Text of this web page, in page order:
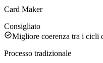
Card Maker
Consigliato
Migliore coerenza tra i cicli
Processo tradizionale